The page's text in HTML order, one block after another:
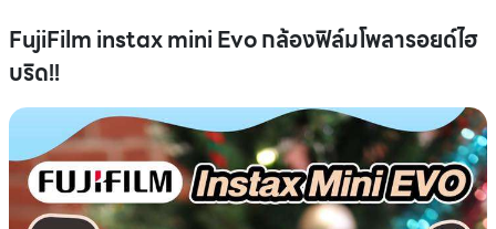
FujiFilm instax mini Evo กล้องฟิล์มโพลารอยด์ไฮ
บริด!!